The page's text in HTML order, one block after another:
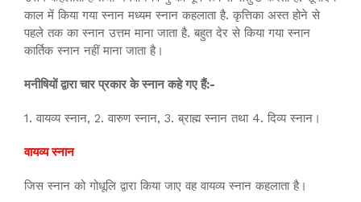
काल में किया गया स्नान मध्यम स्नान कहलाता है. कृत्तिका अस्त होने से
पहले तक का स्नान उत्तम माना जाता है. बहुत देर से किया गया स्नान
कार्तिक स्नान नहीं माना जाता है।
मनीषियों द्वारा चार प्रकार के स्नान कहे गए हैं:-
1. वायव्य स्नान, 2. वारुण स्नान, 3. ब्राह्म स्नान तथा 4. दिव्य स्नान।
वायव्य स्नान
जिस स्नान को गोधूलि द्वारा किया जाए वह वायव्य स्नान कहलाता है।